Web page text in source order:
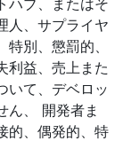
人、サプライヤ
別、懲罰的、
利益、売上また
いて、デベロッ
ん、 開発者ま
的、偶発的、特